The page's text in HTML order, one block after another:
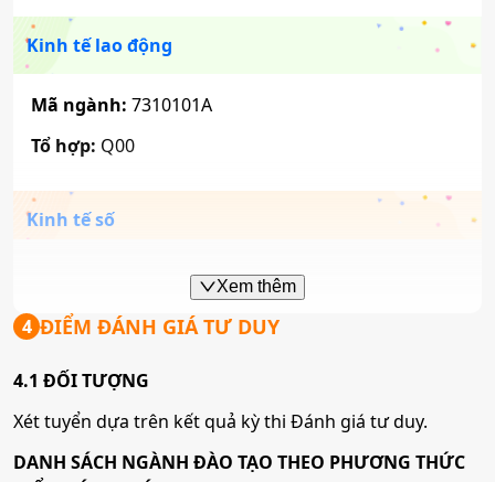
Tổ hợp:
Công nghệ tài chính
Mã ngành:7340201B
Tổ hợp:A01; C01; D01; X25
Mã ngành:7340204A
Tổ hợp:A01; C04; D01; X25
Quản trị kinh doanh
Marketing
7340101B
Tổ hợp:
Logistics và quản trị chuỗi cung ứng
Kinh tế lao động
Mã ngành: 7310101A
Tổ hợp: Q00
Kinh tế số
7310101B
Tổ hợp:Q00
Tâm lý học
Mã ngành:7310401A
Xem thêm
4 ĐIỂM ĐÁNH GIÁ TƯ DUY
4.1 ĐỐI TƯỢNG
Xét tuyển dựa trên kết quả kỳ thi Đánh giá tư duy.
DANH SÁCH NGÀNH ĐÀO TẠO THEO PHƯƠNG THỨC